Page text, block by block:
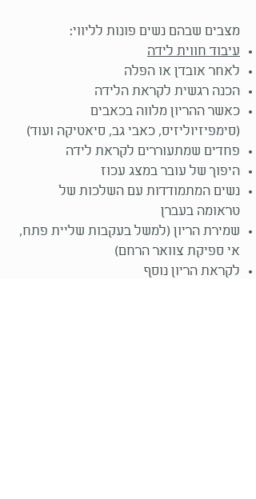
מצבים שבהם נשים פונות לליווי:
עיבוד חווית לידה
לאחר אובדן או הפלה
הכנה רגשית לקראת הלידה
כאשר ההריון מלווה בכאבים
(סימפיזיוליזיס, כאבי גב, סיאטיקה ועוד)
פחדים שמתעוררים לקראת לידה
היפוך של עובר במצג עכוז
נשים המתמודדות עם השלכות של
טראומה בעברן
שמירת הריון (למשל בעקבות שליית פתח,
אי ספיקת צוואר הרחם)
לקראת הריון נוסף